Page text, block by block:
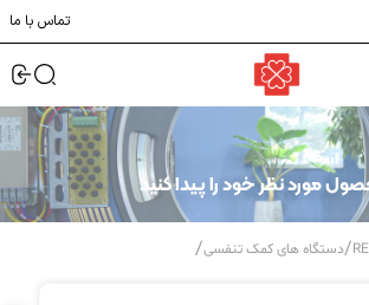
تماس با ما
مورد نظر خود را پیدا کنید
/دستگاه های کمک تنفسی/